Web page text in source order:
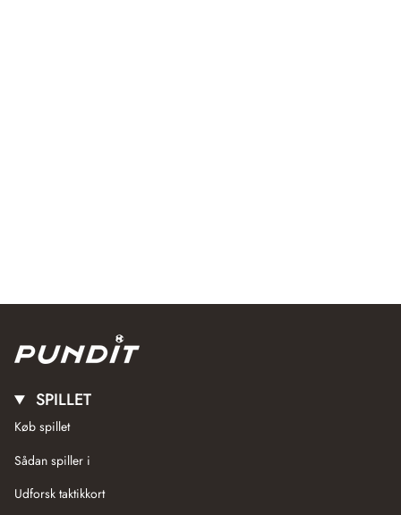
SPILLET
Køb spillet
Sådan spiller i
Udforsk taktikkort